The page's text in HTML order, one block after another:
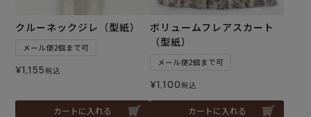
クルーネックジレ（型紙）
メール便2個まで可
¥1,155税込
カートに入れる
ボリュームフレアスカート
（型紙）
メール便2個まで可
¥1,100税込
カートに入れる